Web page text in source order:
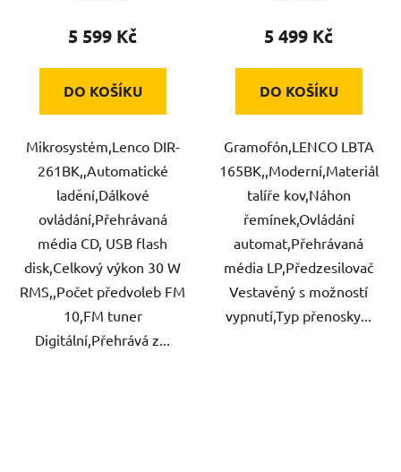
5 599 Kč
DO KOŠÍKU
Mikrosystém,Lenco DIR-
261BK,,Automatické
ladění,Dálkové
ovládání,Přehrávaná
média CD, USB flash
disk,Celkový výkon 30 W
RMS,,Počet předvoleb FM
10,FM tuner
Digitální,Přehrává z...
5 499 Kč
DO KOŠÍKU
Gramofón,LENCO LBTA
165BK,,Moderní,Materiál
talíře kov,Náhon
řemínek,Ovládání
automat,Přehrávaná
média LP,Předzesilovač
Vestavěný s možností
vypnutí,Typ přenosky...